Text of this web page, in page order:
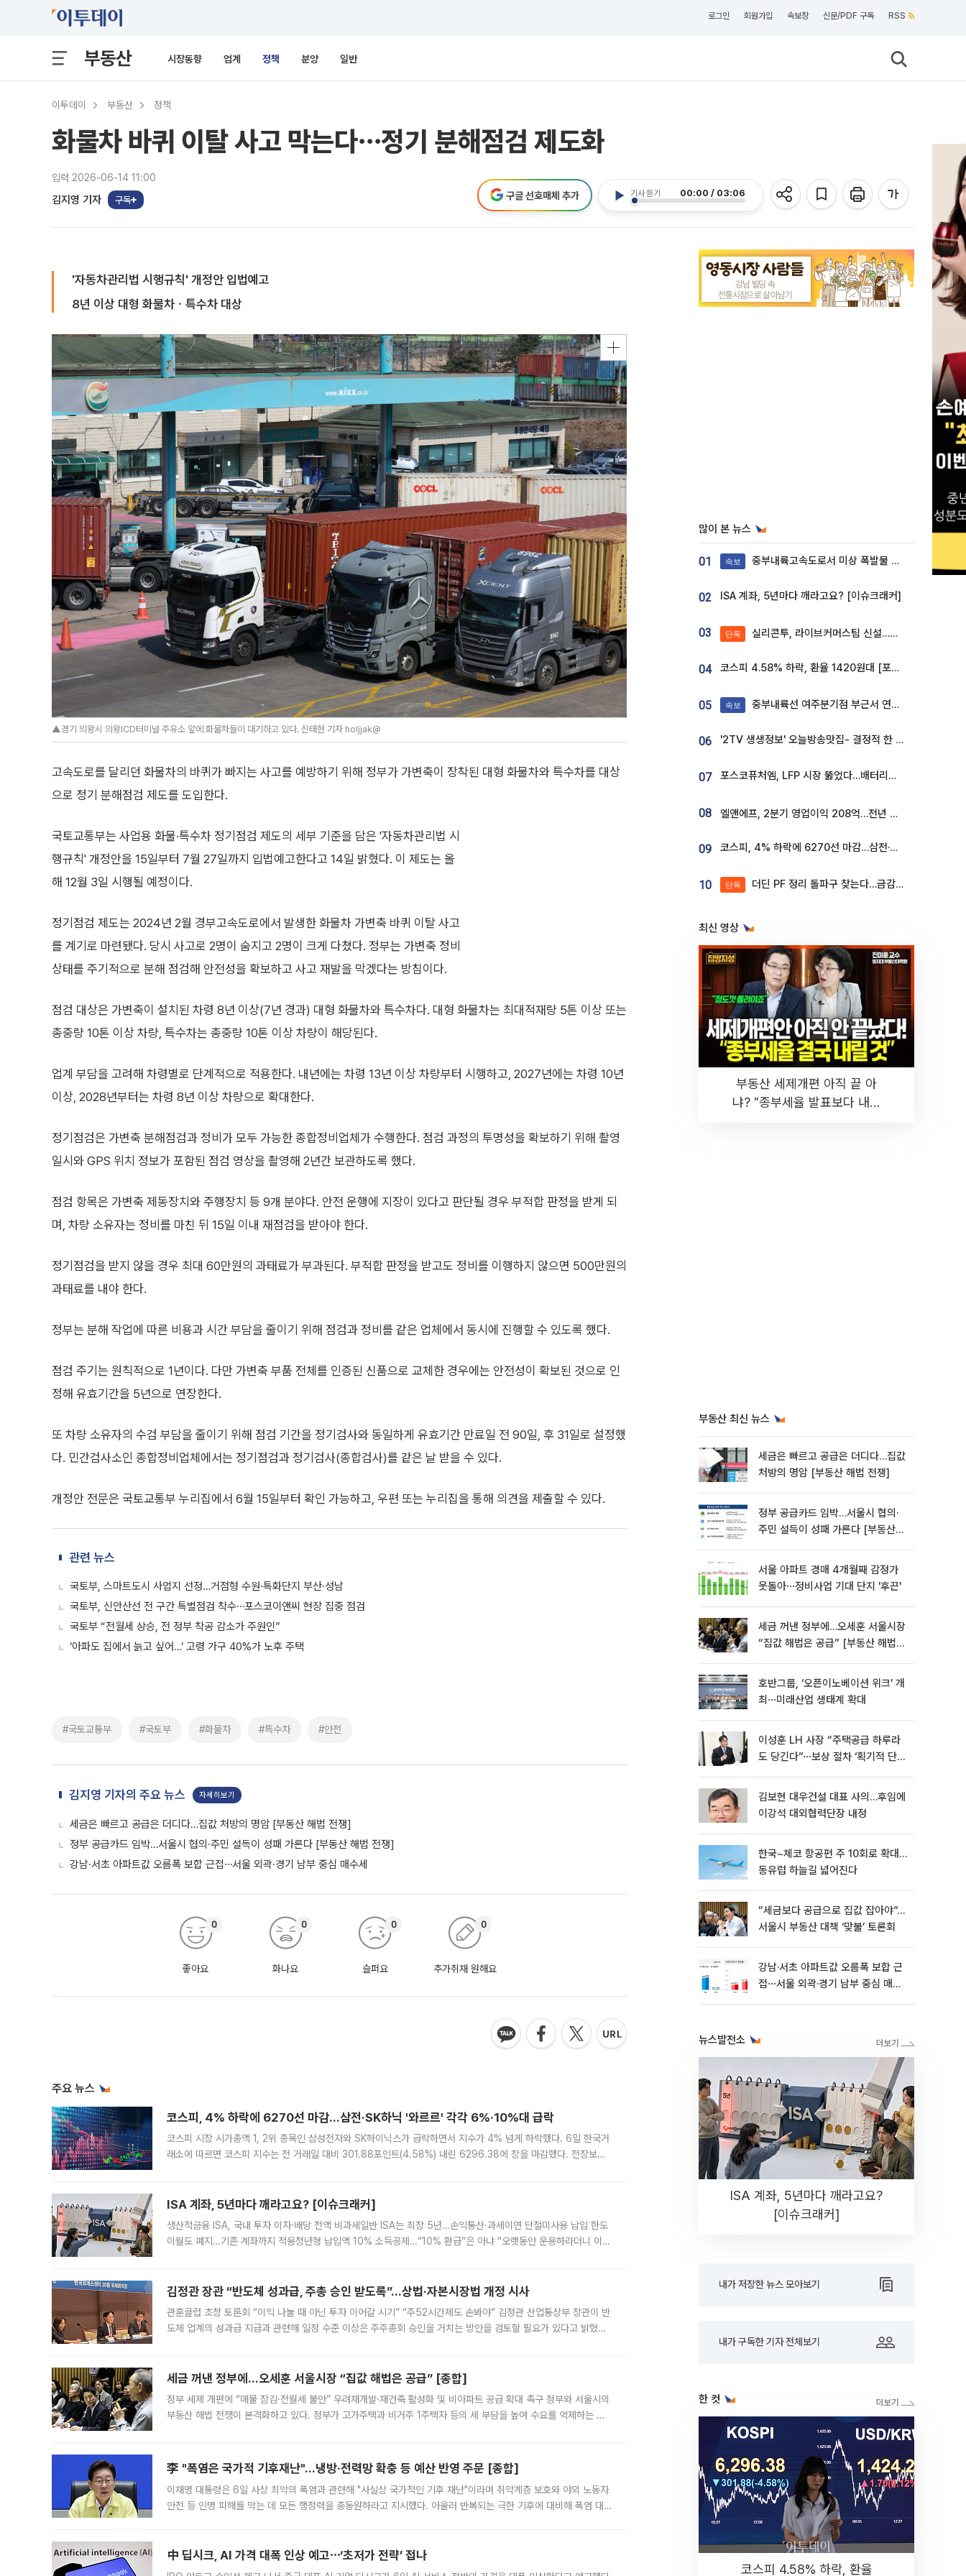
로그인 회원가입 속보창 신문/PDF 구독 RSS
부동산 시장동향 업계 정책 분양 일반
이투데이 부동산 정책
화물차 바퀴 이탈 사고 막는다⋯정기 분해점검 제도화
입력 2026-06-14 11:00
김지영 기자 구독
기사 듣기 00:00 / 03:06
구글 선호매체 추가
'자동차관리법 시행규칙' 개정안 입법예고
8년 이상 대형 화물차ㆍ특수차 대상
▲경기 의왕시 의왕ICD터미널 주유소 앞에 화물차들이 대기하고 있다. 신태현 기자 holjjak@
고속도로를 달리던 화물차의 바퀴가 빠지는 사고를 예방하기 위해 정부가 가변축이 장착된 대형 화물차와 특수차를 대상
으로 정기 분해점검 제도를 도입한다.
국토교통부는 사업용 화물·특수차 정기점검 제도의 세부 기준을 담은 '자동차관리법 시
행규칙' 개정안을 15일부터 7월 27일까지 입법예고한다고 14일 밝혔다. 이 제도는 올
해 12월 3일 시행될 예정이다.
정기점검 제도는 2024년 2월 경부고속도로에서 발생한 화물차 가변축 바퀴 이탈 사고
를 계기로 마련됐다. 당시 사고로 2명이 숨지고 2명이 크게 다쳤다. 정부는 가변축 정비
상태를 주기적으로 분해 점검해 안전성을 확보하고 사고 재발을 막겠다는 방침이다.
점검 대상은 가변축이 설치된 차령 8년 이상(7년 경과) 대형 화물차와 특수차다. 대형 화물차는 최대적재량 5톤 이상 또는
총중량 10톤 이상 차량, 특수차는 총중량 10톤 이상 차량이 해당된다.
업계 부담을 고려해 차령별로 단계적으로 적용한다. 내년에는 차령 13년 이상 차량부터 시행하고, 2027년에는 차령 10년
이상, 2028년부터는 차령 8년 이상 차량으로 확대한다.
정기점검은 가변축 분해점검과 정비가 모두 가능한 종합정비업체가 수행한다. 점검 과정의 투명성을 확보하기 위해 촬영
일시와 GPS 위치 정보가 포함된 점검 영상을 촬영해 2년간 보관하도록 했다.
점검 항목은 가변축 제동장치와 주행장치 등 9개 분야다. 안전 운행에 지장이 있다고 판단될 경우 부적합 판정을 받게 되
며, 차량 소유자는 정비를 마친 뒤 15일 이내 재점검을 받아야 한다.
정기점검을 받지 않을 경우 최대 60만원의 과태료가 부과된다. 부적합 판정을 받고도 정비를 이행하지 않으면 500만원의
과태료를 내야 한다.
정부는 분해 작업에 따른 비용과 시간 부담을 줄이기 위해 점검과 정비를 같은 업체에서 동시에 진행할 수 있도록 했다.
점검 주기는 원칙적으로 1년이다. 다만 가변축 부품 전체를 인증된 신품으로 교체한 경우에는 안전성이 확보된 것으로 인
정해 유효기간을 5년으로 연장한다.
또 차량 소유자의 수검 부담을 줄이기 위해 점검 기간을 정기검사와 동일하게 유효기간 만료일 전 90일, 후 31일로 설정했
다. 민간검사소인 종합정비업체에서는 정기점검과 정기검사(종합검사)를 같은 날 받을 수 있다.
개정안 전문은 국토교통부 누리집에서 6월 15일부터 확인 가능하고, 우편 또는 누리집을 통해 의견을 제출할 수 있다.
관련 뉴스
국토부, 스마트도시 사업지 선정…거점형 수원·특화단지 부산·성남
국토부, 신안산선 전 구간 특별점검 착수⋯포스코이앤씨 현장 집중 점검
국토부 “전월세 상승, 전 정부 착공 감소가 주원인”
‘아파도 집에서 늙고 싶어…’ 고령 가구 40%가 노후 주택
#국토교통부 #국토부 #화물차 #특수차 #안전
김지영 기자의 주요 뉴스 자세히보기
세금은 빠르고 공급은 더디다…집값 처방의 명암 [부동산 해법 전쟁]
정부 공급카드 임박…서울시 협의·주민 설득이 성패 가른다 [부동산 해법 전쟁]
강남·서초 아파트값 오름폭 보합 근접⋯서울 외곽·경기 남부 중심 매수세
좋아요
0
화나요
0
슬퍼요
0
추가취재 원해요
0
주요 뉴스
코스피, 4% 하락에 6270선 마감…삼전·SK하닉 '와르르' 각각 6%·10%대 급락
코스피 시장 시가총액 1, 2위 종목인 삼성전자와 SK하이닉스가 급락하면서 지수가 4% 넘게 하락했다. 6일 한국거
래소에 따르면 코스피 지수는 전 거래일 대비 301.88포인트(4.58%) 내린 6296.38에 장을 마감했다. 전장보다
ISA 계좌, 5년마다 깨라고요? [이슈크래커]
생산적금융 ISA, 국내 투자 이자·배당 전액 비과세일반 ISA는 최장 5년…손익통산·과세이연 단절미사용 납입 한도
이월도 폐지…기존 계좌까지 적용청년형 납입액 10% 소득공제…“10% 환급”은 아냐 “오랫동안 운용하라더니 이제
김정관 장관 “반도체 성과급, 주총 승인 받도록”…상법·자본시장법 개정 시사
관훈클럽 초청 토론회 “이익 나눌 때 아닌 투자 이어갈 시기” “주52시간제도 손봐야” 김정관 산업통상부 장관이 반
도체 업계의 성과급 지급과 관련해 일정 수준 이상은 주주총회 승인을 거치는 방안을 검토할 필요가 있다고 밝혔다.
세금 꺼낸 정부에…오세훈 서울시장 “집값 해법은 공급” [종합]
정부 세제 개편에 “매물 잠김·전월세 불안” 우려재개발·재건축 활성화 및 비아파트 공급 확대 촉구 정부와 서울시의
부동산 해법 전쟁이 본격화하고 있다. 정부가 고가주택과 비거주 1주택자 등의 세 부담을 높여 수요를 억제하는 카
李 "폭염은 국가적 기후재난"…냉방·전력망 확충 등 예산 반영 주문 [종합]
이재명 대통령은 6일 사상 최악의 폭염과 관련해 "사실상 국가적인 기후 재난"이라며 취약계층 보호와 야외 노동자
안전 등 인명 피해를 막는 데 모든 행정력을 총동원하라고 지시했다. 아울러 반복되는 극한 기후에 대비해 폭염 대응
中 딥시크, AI 가격 대폭 인상 예고⋯‘초저가 전략’ 접나
많이 본 뉴스
01 속보 중부내륙고속도로서 미상 폭발물 발견
02 ISA 계좌, 5년마다 깨라고요? [이슈크래커]
03 단독 실리콘투, 라이브커머스팀 신설…K뷰티 ‘글로벌 판매망’ 확대[K뷰티 라방戰]
04 코스피 4.58% 하락, 환율 1420원대 [포토]
05 속보 중부내륙선 여주분기점 부근서 연이은 추돌사고 발생
06 '2TV 생생정보' 오늘방송맛집- 결정적 한 수, 3종 메밀면! 메밀 소바 맛집 '의○○○○'
07 포스코퓨처엠, LFP 시장 뚫었다…배터리사와 대규모 장기 공급 합의
08 엘앤에프, 2분기 영업이익 208억…전년 比 흑자전환
09 코스피, 4% 하락에 6270선 마감…삼전·SK하닉 '와르르' 각각 6%·10%대 급락
10 단독 더딘 PF 정리 돌파구 찾는다…금감원, 1년 반 만에 매각설명회 재개
최신 영상
부동산 세제개편 아직 끝 아
냐? "종부세율 발표보다 내릴
부동산 최신 뉴스
세금은 빠르고 공급은 더디다…집값
처방의 명암 [부동산 해법 전쟁]
정부 공급카드 임박…서울시 협의·
주민 설득이 성패 가른다 [부동산
서울 아파트 경매 4개월째 감정가
웃돌아⋯정비사업 기대 단지 '후끈'
세금 꺼낸 정부에…오세훈 서울시장
“집값 해법은 공급” [부동산 해법
호반그룹, ‘오픈이노베이션 위크’ 개
최⋯미래산업 생태계 확대
이성훈 LH 사장 “주택공급 하루라
도 당긴다”⋯보상 절차 ‘획기적 단
김보현 대우건설 대표 사의…후임에
이강석 대외협력단장 내정
한국~체코 항공편 주 10회로 확대…
동유럽 하늘길 넓어진다
“세금보다 공급으로 집값 잡아야”…
서울시 부동산 대책 ‘맞불’ 토론회
강남·서초 아파트값 오름폭 보합 근
접⋯서울 외곽·경기 남부 중심 매수
뉴스발전소
ISA 계좌, 5년마다 깨라고요?
[이슈크래커]
내가 저장한 뉴스 모아보기
내가 구독한 기자 전체보기
한 컷
코스피 4.58% 하락, 환율